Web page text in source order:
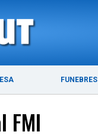
FUNEBRES
PUERTO MADRYN
FMI